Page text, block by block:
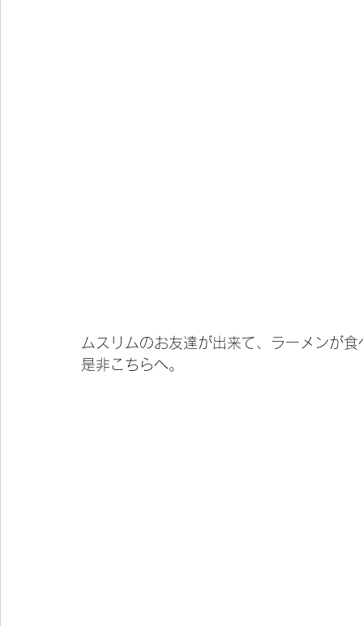
ムスリムのお友達が出来て、ラーメンが
是非こちらへ。